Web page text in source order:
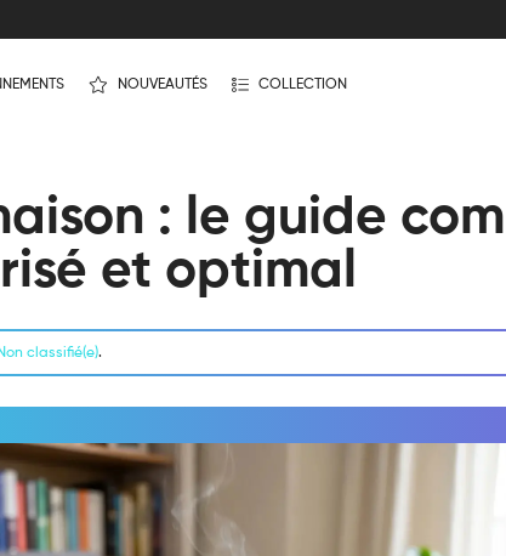
NOUVEAUTÉS COLLECTION
: le guide
et optimal
Non classifié(e).